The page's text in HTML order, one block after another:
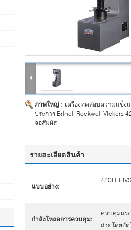
ภาพใหญ่ : เครื่องทดสอบความแข็ง
ประการ Brinell Rockwell Vickers
จอสัมผัส
รายละเอียดสินค้า
แบบอย่าง:
กำลังโหลดการควบคุม:
ควบคุมแร
ถ่ายโดยอั